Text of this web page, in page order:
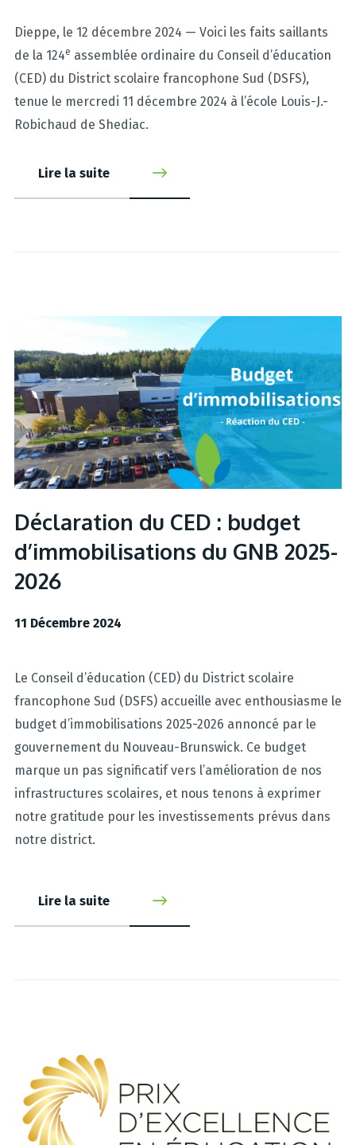
Dieppe, le 12 décembre 2024 — Voici les faits saillants
de la 124e assemblée ordinaire du Conseil d’éducation
(CED) du District scolaire francophone Sud (DSFS),
tenue le mercredi 11 décembre 2024 à l’école Louis-J.-
Robichaud de Shediac.
Lire la suite
Déclaration du CED : budget
d’immobilisations du GNB 2025-
2026
11 Décembre 2024
Le Conseil d’éducation (CED) du District scolaire
francophone Sud (DSFS) accueille avec enthousiasme le
budget d’immobilisations 2025-2026 annoncé par le
gouvernement du Nouveau-Brunswick. Ce budget
marque un pas significatif vers l’amélioration de nos
infrastructures scolaires, et nous tenons à exprimer
notre gratitude pour les investissements prévus dans
notre district.
Lire la suite